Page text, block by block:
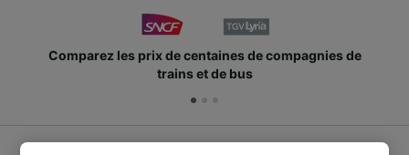
Comparez les prix de centaines de compagnies de
trains et de bus